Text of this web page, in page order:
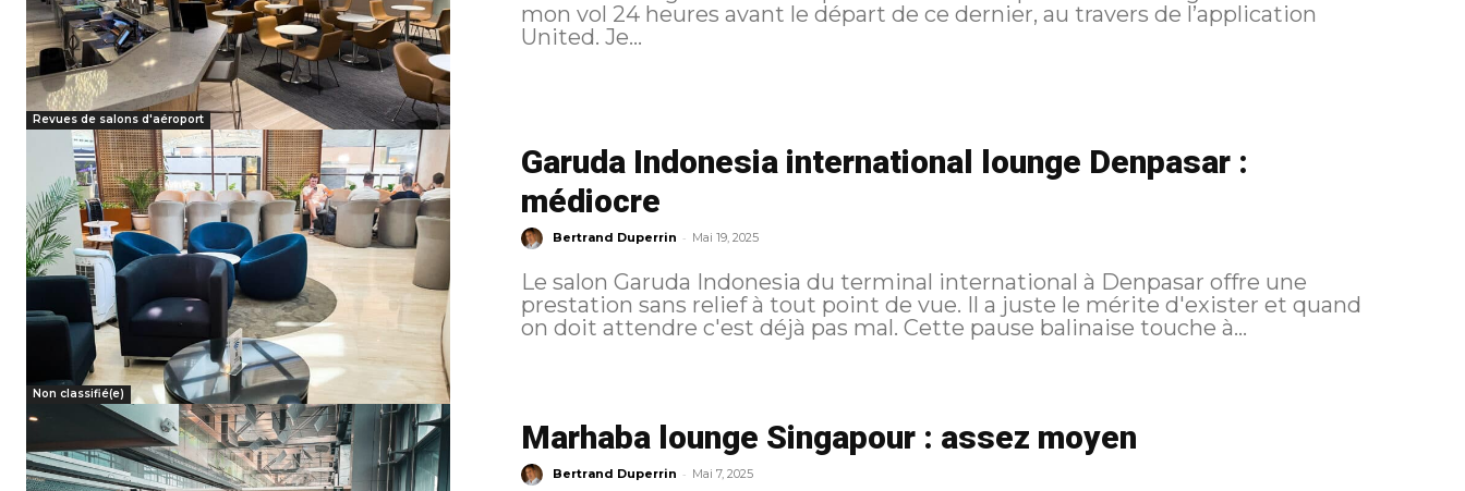
Revues de salons d'aéroport
mon vol 24 heures avant le départ de ce dernier, au travers de l’application
United. Je...
Non classifié(e)
Garuda Indonesia international lounge Denpasar :
médiocre
Bertrand Duperrin - Mai 19, 2025
Le salon Garuda Indonesia du terminal international à Denpasar offre une
prestation sans relief à tout point de vue. Il a juste le mérite d'exister et quand
on doit attendre c'est déjà pas mal. Cette pause balinaise touche à...
Marhaba lounge Singapour : assez moyen
Bertrand Duperrin - Mai 7, 2025